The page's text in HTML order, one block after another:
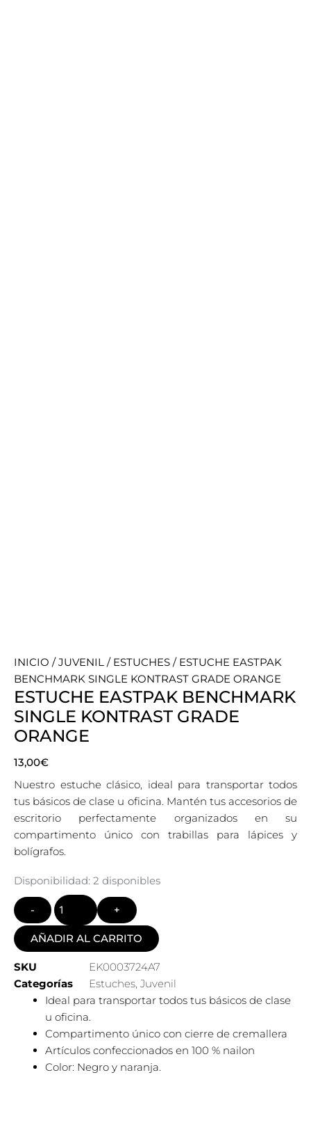
INICIO /JUVENIL / ESTUCHES / ESTUCHE EASTPAK
BENCHMARK SINGLE KONTRAST GRADE ORANGE
ESTUCHE EASTPAK BENCHMARK
SINGLE KONTRAST GRADE
ORANGE
13,00€
Nuestro estuche clásico, ideal para transportar todos
tus básicos de clase u oficina. Mantén tus accesorios de
escritorio perfectamente organizados en su
compartimento único con trabillas para lápices y
bolígrafos.
Disponibilidad: 2 disponibles
Quantity
AÑADIR AL CARRITO
SKU
EK0003724A7
Categorías
Estuches, Juvenil
Ideal para transportar todos tus básicos de clase
u oficina.
Compartimento único con cierre de cremallera
Artículos confeccionados en 100 % nailon
Color: Negro y naranja.